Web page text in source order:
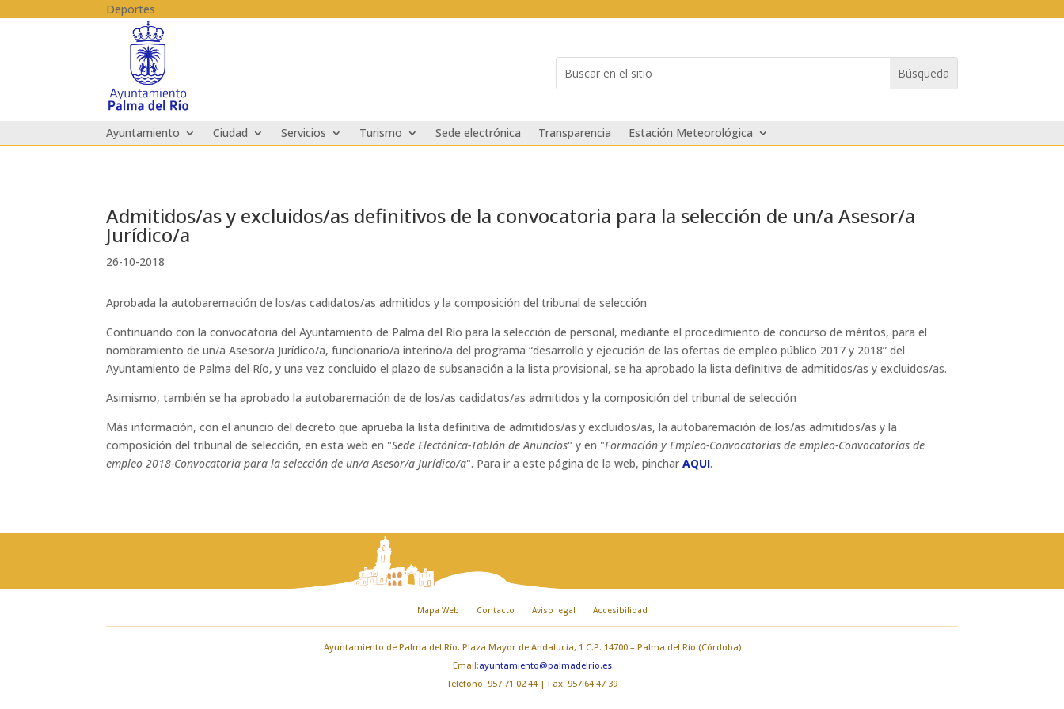
Deportes
for...
Ayuntamiento Ciudad Servicios Turismo Sede electrónica Transparencia Estación Meteorológica
Admitidos/as y excluidos/as definitivos de la convocatoria para la selección de un/a Asesor/a
Jurídico/a
26-10-2018
Aprobada la autobaremación de los/as cadidatos/as admitidos y la composición del tribunal de selección
Continuando con la convocatoria del Ayuntamiento de Palma del Río para la selección de personal, mediante el procedimiento de concurso de méritos, para el
nombramiento de un/a Asesor/a Jurídico/a, funcionario/a interino/a del programa “desarrollo y ejecución de las ofertas de empleo público 2017 y 2018” del
Ayuntamiento de Palma del Río, y una vez concluido el plazo de subsanación a la lista provisional, se ha aprobado la lista definitiva de admitidos/as y excluidos/as.
Asimismo, también se ha aprobado la autobaremación de de los/as cadidatos/as admitidos y la composición del tribunal de selección
Más información, con el anuncio del decreto que aprueba la lista definitiva de admitidos/as y excluidos/as, la autobaremación de los/as admitidos/as y la
composición del tribunal de selección, en esta web en "Sede Electónica-Tablón de Anuncios" y en "Formación y Empleo-Convocatorias de empleo-Convocatorias de
empleo 2018-Convocatoria para la selección de un/a Asesor/a Jurídico/a". Para ir a este página de la web, pincharAQUI.
Mapa Web Contacto Aviso legal Accesibilidad
Ayuntamiento de Palma del Río. Plaza Mayor de Andalucía, 1 C.P: 14700 – Palma del Río (Córdoba)
Email:ayuntamiento@palmadelrio.es
Teléfono: 957 71 02 44 | Fax: 957 64 47 39